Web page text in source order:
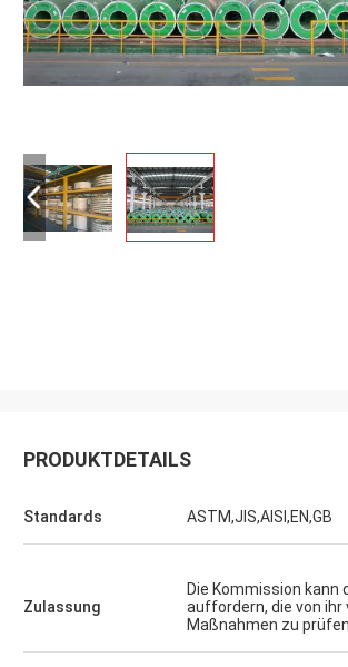
PRODUKTDETAILS
Standards ASTM,JIS,AISI,EN,GB
Zulassung
Die Kommission kann
auffordern, die von
Maßnahmen zu prüfen.